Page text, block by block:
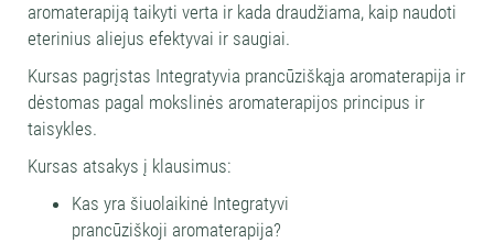
aromaterapiją taikyti verta ir kada draudžiama, kaip naudoti
eterinius aliejus efektyvai ir saugiai.
Kursas pagrįstas Integratyvia prancūziškąja aromaterapija ir
dėstomas pagal mokslinės aromaterapijos principus ir
taisykles.
Kursas atsakys į klausimus:
Kas yra šiuolaikinė Integratyvi
prancūziškoji aromaterapija?